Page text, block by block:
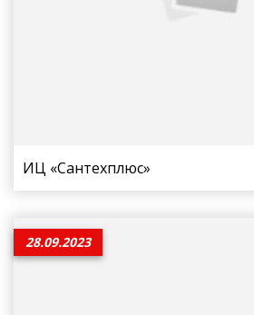
ИЦ «Сантехплюс»
28.09.2023